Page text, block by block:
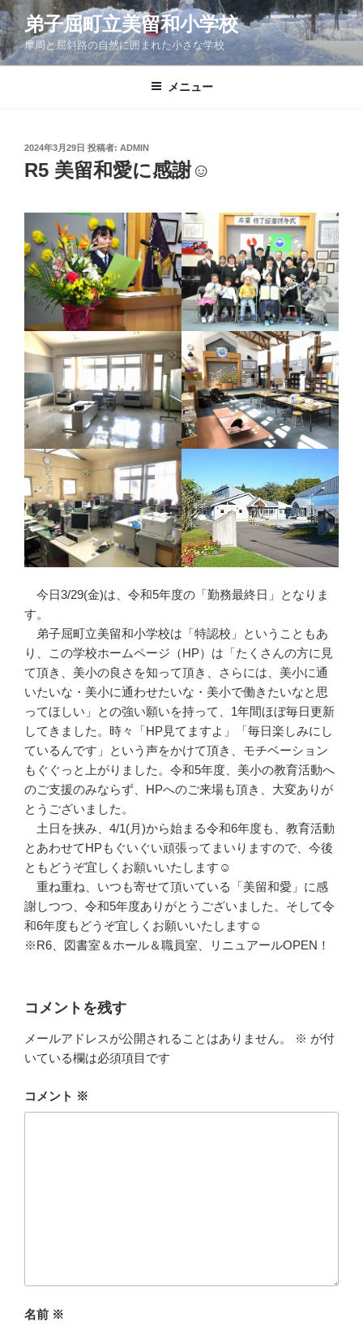
コ
ン
テ
ン
弟子屈町立美留和小学校
摩周と屈斜路の自然に囲まれた小さな学校
メニュー
投
稿
日:
2024年3月29日 投稿者: ADMIN
R5 美留和愛に感謝☺
今日3/29(金)は、令和5年度の「勤務最終日」となりま
す。
弟子屈町立美留和小学校は「特認校」ということもあ
り、この学校ホームページ（HP）は「たくさんの方に見
て頂き、美小の良さを知って頂き、さらには、美小に通
いたいな・美小に通わせたいな・美小で働きたいなと思
ってほしい」との強い願いを持って、1年間ほぼ毎日更新
してきました。時々「HP見てますよ」「毎日楽しみにし
ているんです」という声をかけて頂き、モチベーション
もぐぐっと上がりました。令和5年度、美小の教育活動へ
のご支援のみならず、HPへのご来場も頂き、大変ありが
とうございました。
土日を挟み、4/1(月)から始まる令和6年度も、教育活動
とあわせてHPもぐいぐい頑張ってまいりますので、今後
ともどうぞ宜しくお願いいたします☺
重ね重ね、いつも寄せて頂いている「美留和愛」に感
謝しつつ、令和5年度ありがとうございました。そして令
和6年度もどうぞ宜しくお願いいたします☺
※R6、図書室＆ホール＆職員室、リニュアールOPEN！
コメントを残す
メールアドレスが公開されることはありません。 ※ が付
いている欄は必須項目です
コメント ※
名前 ※